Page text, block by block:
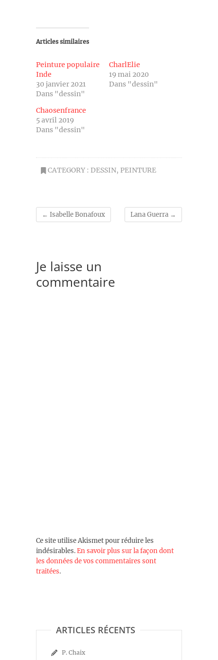
Articles similaires
Peinture populaire
Inde
30 janvier 2021
Dans "dessin"
CharlElie
19 mai 2020
Dans "dessin"
Chaosenfrance
5 avril 2019
Dans "dessin"
CATEGORY : DESSIN, PEINTURE
← Isabelle Bonafoux Lana Guerra →
Je laisse un
commentaire
Ce site utilise Akismet pour réduire les
indésirables.En savoir plus sur la façon dont
les données de vos commentaires sont
traitées.
ARTICLES RÉCENTS
P. Chaix